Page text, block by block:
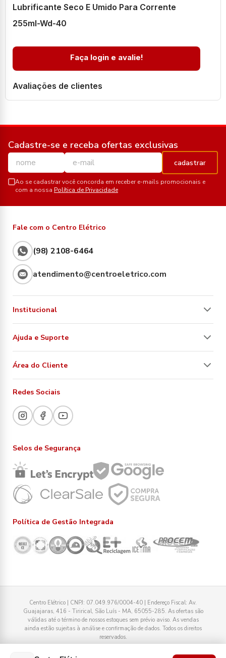
Lubrificante Seco E Umido Para Corrente
255ml-Wd-40
Faça login e avalie!
Avaliações de clientes
Cadastre-se e receba ofertas exclusivas
cadastrar
Ao se cadastrar você concorda em receber e-mails promocionais e
com a nossa Política de Privacidade
Fale com o Centro Elétrico
(98) 2108-6464
atendimento@centroeletrico.com
Institucional
Ajuda e Suporte
Área do Cliente
Redes Sociais
Selos de Segurança
Política de Gestão Integrada
Centro Elétrico | CNPJ: 07.049.976/0004-40 | Endereço Fiscal: Av.
Guajajaras, 416 - Tirirical, São Luís - MA, 65055-285. As ofertas são
válidas até o término de nossos estoques sem prévio aviso. As vendas
ainda estão sujeitas à análise e confirmação de dados. Todos os direitos
reservados.